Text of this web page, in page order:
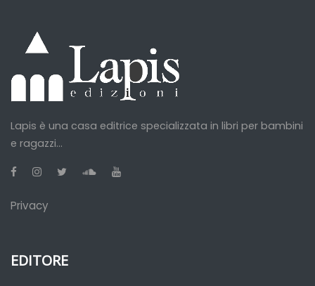
Lapis è una casa editrice specializzata in libri per bambini
e ragazzi...
Privacy
EDITORE